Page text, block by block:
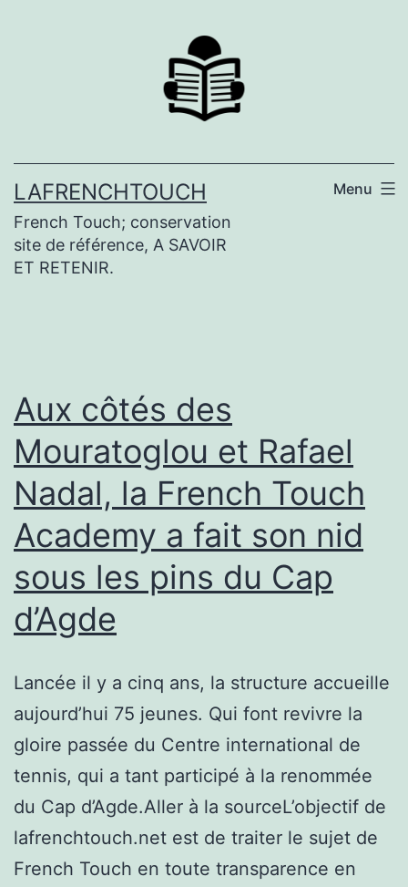
LAFRENCHTOUCH
French Touch; conservation
site de référence, A SAVOIR
ET RETENIR.
Menu
Aux côtés des
Mouratoglou et Rafael
Nadal, la French Touch
Academy a fait son nid
sous les pins du Cap
d’Agde
Lancée il y a cinq ans, la structure accueille
aujourd’hui 75 jeunes. Qui font revivre la
gloire passée du Centre international de
tennis, qui a tant participé à la renommée
du Cap d’Agde.Aller à la sourceL’objectif de
lafrenchtouch.net est de traiter le sujet de
French Touch en toute transparence en